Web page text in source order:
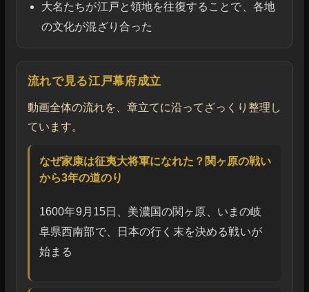
大名たちが江戸と領地を往復することで、各地
の文化が混ざり合った
流れで見る江戸幕府成立
動画全体の流れを、章立てに沿ってざっくり整理し
ています。
なぜ家康は征夷大将軍になれた？関ヶ原の戦い
から3年の道のり
1600年9月15日、美濃国の関ヶ原、いまの岐
阜県西南部で、日本の行く末を決める戦いが
始まる